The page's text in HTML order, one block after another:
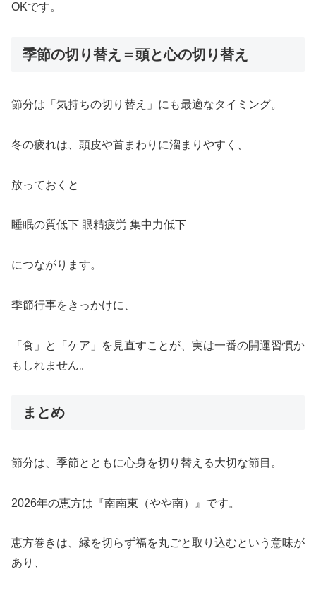
OKです。
季節の切り替え＝頭と心の切り替え
節分は「気持ちの切り替え」にも最適なタイミング。
冬の疲れは、頭皮や首まわりに溜まりやすく、
放っておくと
睡眠の質低下 眼精疲労 集中力低下
につながります。
季節行事をきっかけに、
「食」と「ケア」を見直すことが、実は一番の開運習慣か
もしれません。
まとめ
節分は、季節とともに心身を切り替える大切な節目。
2026年の恵方は『南南東（やや南）』です。
恵方巻きは、縁を切らず福を丸ごと取り込むという意味が
あり、